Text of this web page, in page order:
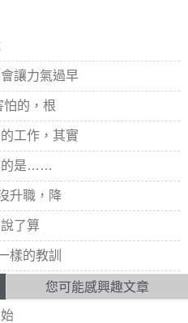
讓力氣過早
怕的，根
工作，其實
的是……
升職，降
了算
樣的教訓
您可能感興趣文章